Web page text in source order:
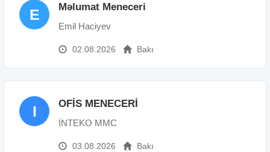
E Məlumat Meneceri
Emil Haciyev
02.08.2026 Bakı
I OFİS MENECERİ
İNTEKO MMC
03.08.2026 Bakı